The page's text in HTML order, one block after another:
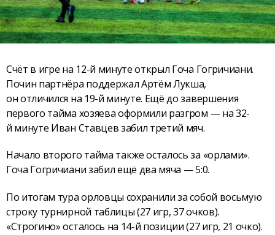
Счёт в игре на 12-й минуте открыл Гоча Гогричиани.
Почин партнёра поддержал Артём Лукша,
он отличился на 19-й минуте. Ещё до завершения
первого тайма хозяева оформили разгром — на 32-
й минуте Иван Ставцев забил третий мяч.
Начало второго тайма также осталось за «орлами».
Гоча Гогричиани забил ещё два мяча — 5:0.
По итогам тура орловцы сохранили за собой восьмую
строку турнирной таблицы (27 игр, 37 очков).
«Строгино» осталось на 14-й позиции (27 игр, 21 очко).